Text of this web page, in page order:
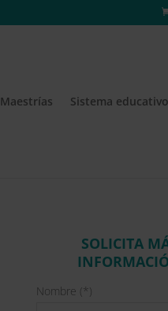
Maestrías Sistema educativo
SOLICITA
Nombre (*)